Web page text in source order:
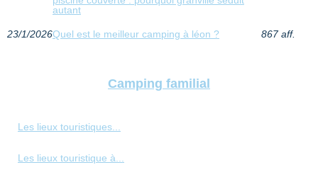
autant
23/1/2026Quel est le meilleur camping à léon ? 867 aff.
Camping familial
Les lieux touristiques...
Les lieux touristique à...